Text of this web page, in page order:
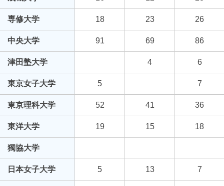
専修大学 18 23 26
中央大学 91 69 86
津田塾大学 4 6
東京女子大学 5 7
東京理科大学 52 41 36
東洋大学 19 15 18
獨協大学
日本女子大学 5 13 7